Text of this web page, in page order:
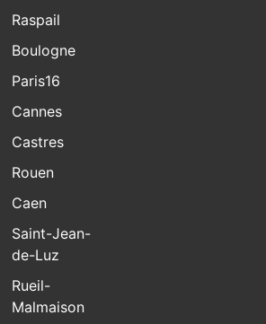
Raspail
Boulogne
Paris16
Cannes
Castres
Rouen
Caen
Saint-Jean-
de-Luz
Rueil-
Malmaison